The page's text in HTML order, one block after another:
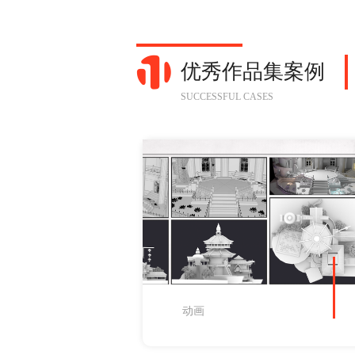
优秀作品集案例
SUCCESSFUL CASES
动画